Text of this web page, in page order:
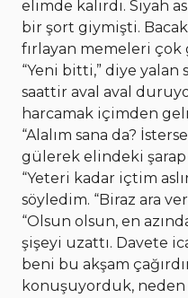
elimde kalırdı. Siyah
bir şort giymişti.
fırlayan memeleri
“Yeni bitti,” diye
saattir aval aval
harcamak içimden
“Alalım sana da?
gülerek elindeki şarap
“Yeteri kadar içtim
söyledim. “Biraz ara
“Olsun olsun, en
şişeyi uzattı. Davete
beni bu akşam
konuşuyorduk, neden